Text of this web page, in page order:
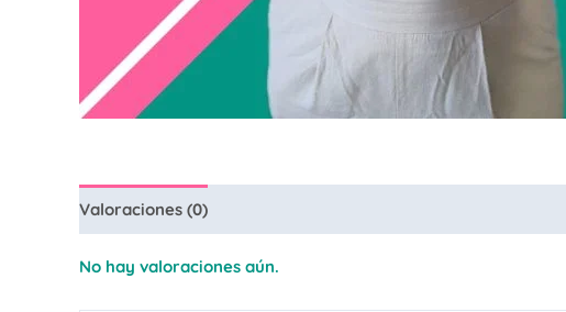
Valoraciones (0)
No hay valoraciones aún.